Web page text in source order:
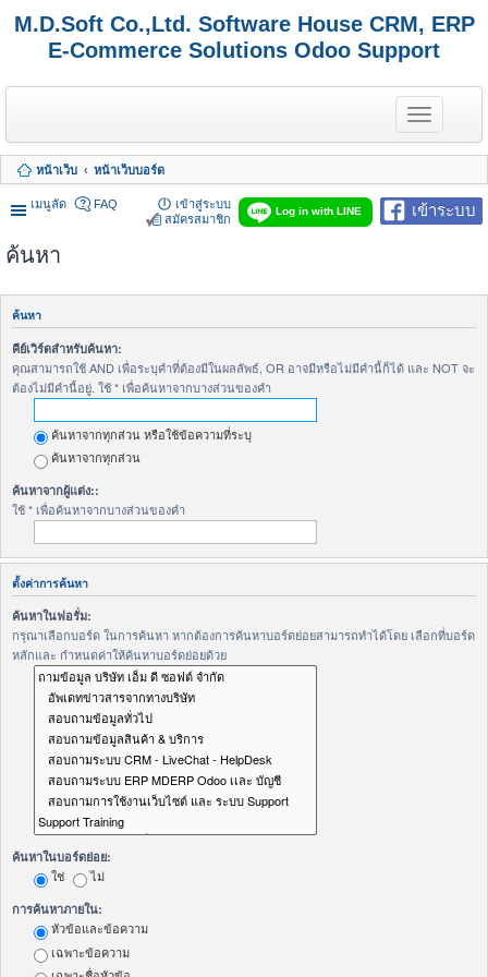
M.D.Soft Co.,Ltd. Software House CRM, ERP
E-Commerce Solutions Odoo Support
T
o
g
l
e
n
a
a
i
หน้าเว็บ หน้าเว็บบอร์ด
เมนูลัด เข้าระบบ
Log in with LINE
FAQ
เข้าสู่ระบบ
สมัครสมาชิก
ค้นหา
ค้นหา
คีย์เวิร์ดสำหรับค้นหา:
คุณสามารถใช้ AND เพื่อระบุคำที่ต้องมีในผลลัพธ์, OR อาจมีหรือไม่มีคำนี้ก็ได้ และ NOT จะ
ต้องไม่มีคำนี้อยู่. ใช้ * เพื่อค้นหาจากบางส่วนของคำ
ค้นหาจากทุกส่วน หรือใช้ข้อความที่ระบุ
ค้นหาจากทุกส่วน
ค้นหาจากผู้แต่ง::
ใช้ * เพื่อค้นหาจากบางส่วนของคำ
ตั้งค่าการค้นหา
ค้นหาในฟอรั่ม:
กรุณาเลือกบอร์ด ในการค้นหา หากต้องการค้นหาบอร์ดย่อยสามารถทำได้โดย เลือกที่บอร์ด
หลักและ กำหนดค่าให้ค้นหาบอร์ดย่อยด้วย
ค้นหาในบอร์ดย่อย:
ใช่ ไม่
การค้นหาภายใน:
หัวข้อและข้อความ
เฉพาะข้อความ